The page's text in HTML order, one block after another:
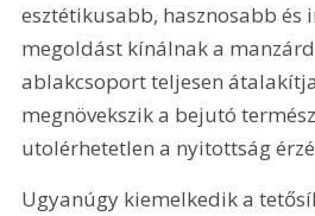
esztétikusabb, hasznosabb és
megoldást kínálnak a
ablakcsoport teljesen
megnövekszik a bejutó
utolérhetetlen a nyitottság
Ugyanúgy kiemelkedik a